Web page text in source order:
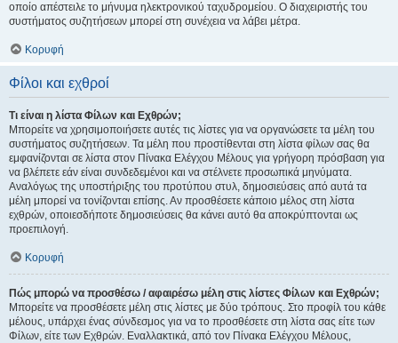
οποίο απέστειλε το μήνυμα ηλεκτρονικού ταχυδρομείου. Ο διαχειριστής του
συστήματος συζητήσεων μπορεί στη συνέχεια να λάβει μέτρα.
Κορυφή
Φίλοι και εχθροί
Τι είναι η λίστα Φίλων και Εχθρών;
Μπορείτε να χρησιμοποιήσετε αυτές τις λίστες για να οργανώσετε τα μέλη του
συστήματος συζητήσεων. Τα μέλη που προστίθενται στη λίστα φίλων σας θα
εμφανίζονται σε λίστα στον Πίνακα Ελέγχου Μέλους για γρήγορη πρόσβαση για
να βλέπετε εάν είναι συνδεδεμένοι και να στέλνετε προσωπικά μηνύματα.
Αναλόγως της υποστήριξης του προτύπου στυλ, δημοσιεύσεις από αυτά τα
μέλη μπορεί να τονίζονται επίσης. Αν προσθέσετε κάποιο μέλος στη λίστα
εχθρών, οποιεσδήποτε δημοσιεύσεις θα κάνει αυτό θα αποκρύπτονται ως
προεπιλογή.
Κορυφή
Πώς μπορώ να προσθέσω / αφαιρέσω μέλη στις λίστες Φίλων και Εχθρών;
Μπορείτε να προσθέσετε μέλη στις λίστες με δύο τρόπους. Στο προφίλ του κάθε
μέλους, υπάρχει ένας σύνδεσμος για να το προσθέσετε στη λίστα σας είτε των
Φίλων, είτε των Εχθρών. Εναλλακτικά, από τον Πίνακα Ελέγχου Μέλους,